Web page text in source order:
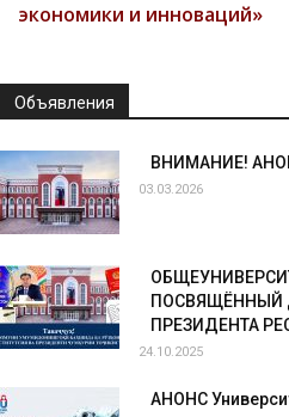
экономики и инноваций»
Объявления
ВНИМАНИЕ!
03.03.2026
ПОСВЯЩЁННЫЙ
ПРЕЗИДЕНТА
24.10.2025
АНОНС